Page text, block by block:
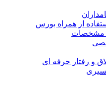
از همراه بورس
مشخصات
و رفتار حرفه­ ای